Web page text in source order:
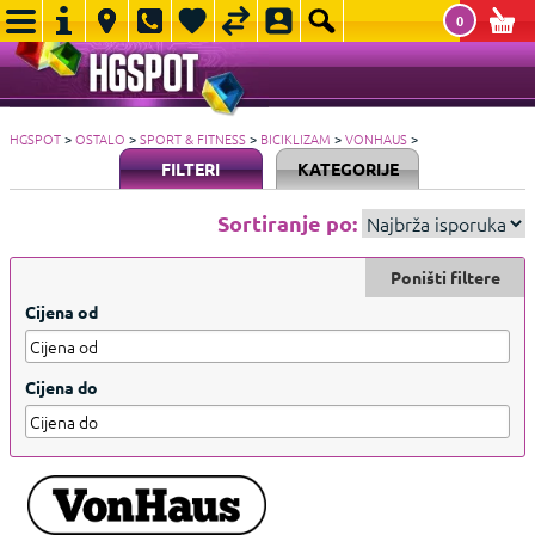
0
HGSPOT>OSTALO >SPORT & FITNESS> BICIKLIZAM >VONHAUS>
FILTERI KATEGORIJE
Sortiranje po:
Cijena od
Cijena do
Poništi filtere